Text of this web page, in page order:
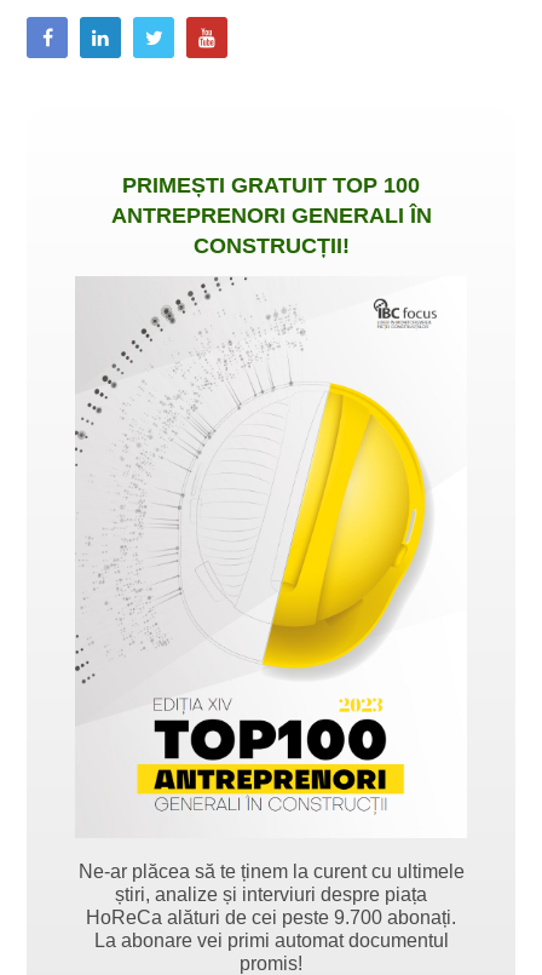
PRIMEȘTI GRATUIT TOP 100
ANTREPRENORI GENERALI ÎN
CONSTRUCȚII!
Ne-ar plăcea să te ținem la curent cu ultimele
știri, analize și interviuri despre piața
HoReCa alături de cei peste 9.700 abonați.
La abonare vei primi automat documentul
promis!